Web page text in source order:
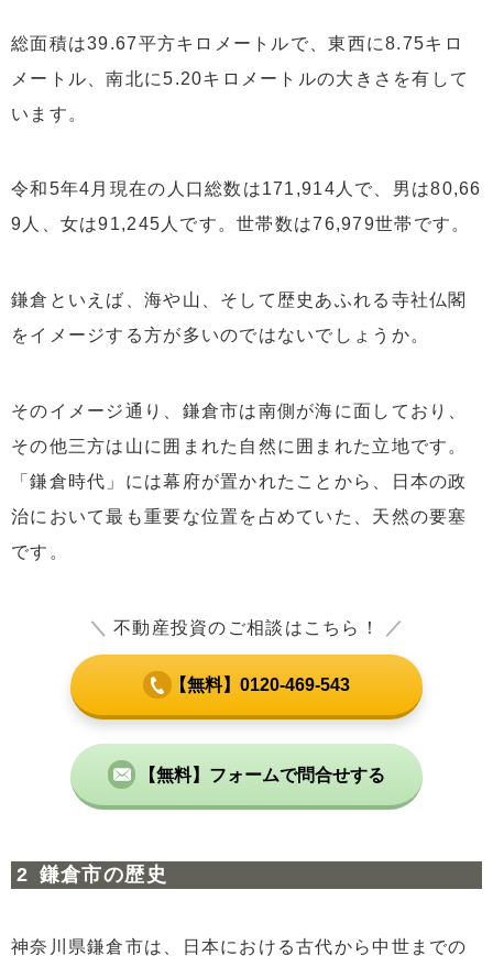
総面積は39.67平方キロメートルで、東西に8.75キロ
メートル、南北に5.20キロメートルの大きさを有して
います。
令和5年4月現在の人口総数は171,914人で、男は80,66
9人、女は91,245人です。世帯数は76,979世帯です。
鎌倉といえば、海や山、そして歴史あふれる寺社仏閣
をイメージする方が多いのではないでしょうか。
そのイメージ通り、鎌倉市は南側が海に面しており、
その他三方は山に囲まれた自然に囲まれた立地です。
「鎌倉時代」には幕府が置かれたことから、日本の政
治において最も重要な位置を占めていた、天然の要塞
です。
＼ 不動産投資のご相談はこちら！ ／
【無料】0120-469-543
【無料】フォームで問合せする
鎌倉市の歴史
神奈川県鎌倉市は、日本における古代から中世までの